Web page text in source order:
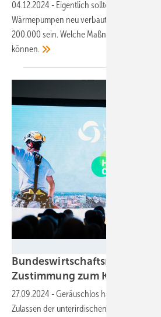
04.12.2024 - Eigentlich sollten jährlich eine
Wärmepumpen neu verbaut werden, 2024
200.000 sein. Welche Maßnahmen laut
können.
Bundeswirtschaftsminister
Zustimmung zum
27.09.2024 -Geräuschlos hat die
Zulassen der unterirdischen Einlagerung